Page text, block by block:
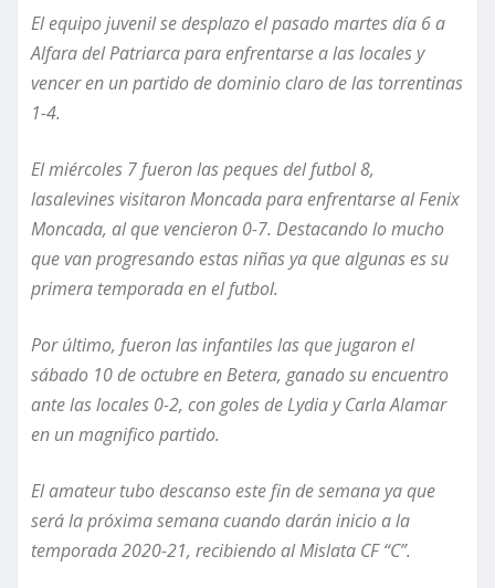
El equipo juvenil se desplazo el pasado martesdía 6 a
Alfara del Patriarca para enfrentarse a las locales y
vencer en un partido de dominio claro de las torrentinas
1-4.
El miércoles 7 fueron las peques del futbol 8,
lasalevinesvisitaron Moncada para enfrentarse al Fenix
Moncada, al que vencieron 0-7. Destacando lo mucho
que van progresando estas niñas ya que algunas es su
primera temporada en el futbol.
Porúltimo, fueron las infantiles las que jugaron el
sábado 10 de octubreen Betera, ganado su encuentro
ante las locales 0-2, con goles de Lydia y Carla Alamar
en un magnifico partido.
El amateur tubo descanso este fin de semana ya que
será la próxima semana cuando darán inicio a la
temporada 2020-21, recibiendo al Mislata CF “C”.